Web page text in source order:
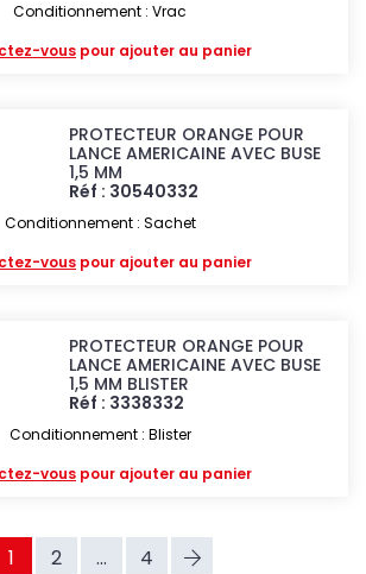
Conditionnement : Vrac
vous pour ajouter au panier
PROTECTEUR ORANGE POUR
LANCE AMERICAINE AVEC BUSE
1,5 MM
Réf : 30540332
Conditionnement : Sachet
vous pour ajouter au panier
PROTECTEUR ORANGE POUR
LANCE AMERICAINE AVEC BUSE
1,5 MM BLISTER
Réf : 3338332
Conditionnement : Blister
vous pour ajouter au panier
1 2 ... 4